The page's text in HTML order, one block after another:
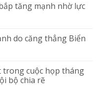
tăng mạnh nhờ lực
do căng thẳng Biển
trong cuộc họp tháng
bộ chia rẽ